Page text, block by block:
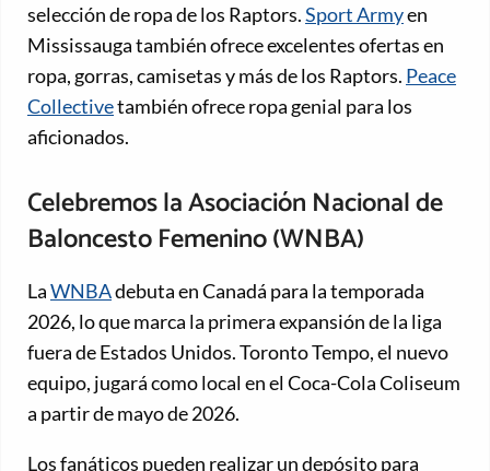
selección de ropa de los Raptors.Sport Armyen
Mississauga también ofrece excelentes ofertas en
ropa, gorras, camisetas y más de los Raptors. Peace
Collectivetambién ofrece ropa genial para los
aficionados.
Celebremos la Asociación Nacional de
Baloncesto Femenino (WNBA)
LaWNBAdebuta en Canadá para la temporada
2026, lo que marca la primera expansión de la liga
fuera de Estados Unidos. Toronto Tempo, el nuevo
equipo, jugará como local en el Coca-Cola Coliseum
a partir de mayo de 2026.
Los fanáticos pueden realizar un depósito para